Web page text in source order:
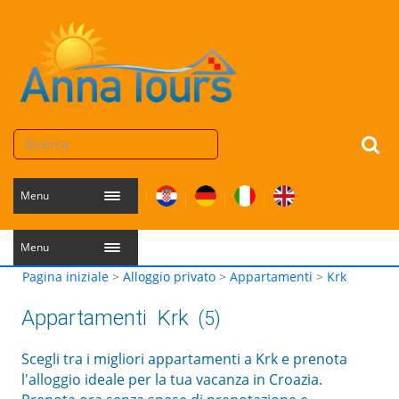
Menu
Menu
Pagina iniziale > Alloggio privato > Appartamenti > Krk
Appartamenti Krk (5)
Scegli tra i migliori appartamenti a Krk e prenota
l'alloggio ideale per la tua vacanza in Croazia.